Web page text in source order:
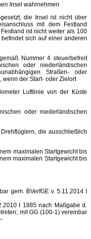
Insel wahrnehmen
die Insel ist nicht über
mit dem Festland
ist nicht weiter als 100
sich auf einer anderen
Nummer 4 steuerbefreit
oder niederländischen
Straßen- oder
wenn der Start- oder Zielort
Luftlinie von der Küste
oder niederländischen
die ausschließlich
maximalen Startgewicht bis
maximalen Startgewicht bis
gem. BVerfGE v. 5.11.2014 I
I 1885 nach Maßgabe d.
mit GG (100-1) vereinbar